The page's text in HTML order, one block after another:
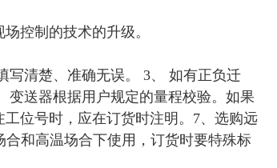
控制的技术的升级。
写清楚、准确无误。 3、 如有正负迁
变送器根据用户规定的量程校验。如果
位号时，应在订货时注明。7、选购远
和高温场合下使用，订货时要特殊标